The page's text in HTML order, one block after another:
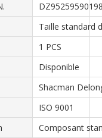
Taille standard
1 PCS
Disponible
Shacman
ISO 9001
Composant